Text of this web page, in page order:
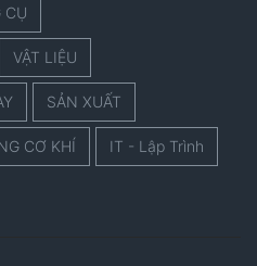
CỤ
VẬT LIỆU
SẢN XUẤT
CƠ KHÍ IT - Lập Trình